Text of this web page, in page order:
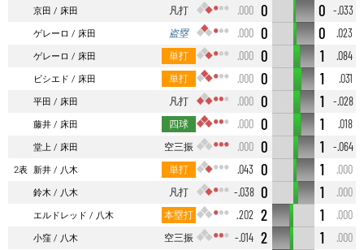
京田
床田 凡打 .000 0 0 -.033
ゲレーロ
床田 盗塁 .000 0 0
.023
ゲレーロ
床田 単打 .000 0 1
.084
ビシエド
床田 単打 .000 0 1
.031
平田
床田 凡打 .000 0 1
-.028
藤井
床田 四球 .000 0 1
.018
堂上
床田 空三振 .000 0 1
-.064
2表 新井 八木 単打 .043 0 1
.000
鈴木
八木 凡打 -.038 0 1
.000
エルドレッド
八木 本塁打 .202 2 1
.000
小窪
八木 空三振 -.014 2 1
.000